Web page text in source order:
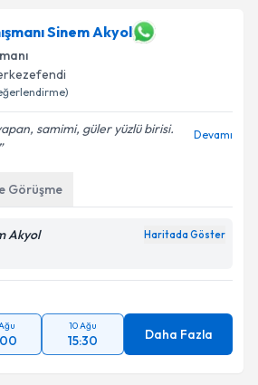
Sinem Akyol
samimi, güler yüzlü birisi.
Devamı
Görüşme
Akyol Haritada Göster
10 Ağu
15:30 Daha Fazla